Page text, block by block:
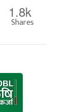
1.8k
Shares